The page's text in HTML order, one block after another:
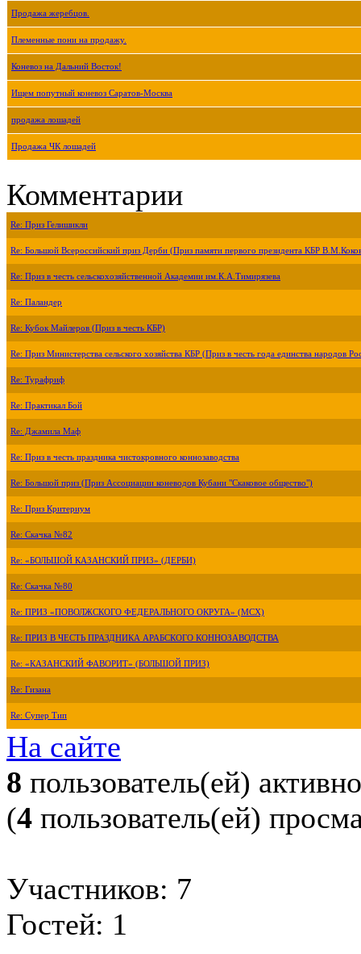
Продажа жеребцов.
Племенные пони на продажу.
Коневоз на Дальний Восток!
Ищем попутный коневоз Саратов-Москва
продажа лошадей
Продажа ЧК лошадей
Комментарии
Re: Приз Гелишикли
Re: Большой Всероссийский приз Дерби (Приз памяти первого президента КБР
Re: Приз в честь сельскохозяйственной Академии им.К.А.Тимирязева
Re: Паландер
Re: Кубок Майлеров (Приз в честь КБР)
Re: Приз Министерства сельского хозяйства КБР (Приз в честь года единства народов
Re: Турафриф
Re: Практикал Бой
Re: Джамила Маф
Re: Приз в честь праздника чистокровного коннозаводства
Re: Большой приз (Приз Ассоциации коневодов Кубани "Скаковое общество")
Re: Приз Критериум
Re: Скачка №82
Re: «БОЛЬШОЙ КАЗАНСКИЙ ПРИЗ» (ДЕРБИ)
Re: Скачка №80
Re: ПРИЗ «ПОВОЛЖСКОГО ФЕДЕРАЛЬНОГО ОКРУГА» (МСХ)
Re: ПРИЗ В ЧЕСТЬ ПРАЗДНИКА АРАБСКОГО КОННОЗАВОДСТВА
Re: «КАЗАНСКИЙ ФАВОРИТ» (БОЛЬШОЙ ПРИЗ)
Re: Гизана
Re: Супер Тип
На сайте
8 пользователь(ей) активно
(4 пользователь(ей)
Участников: 7
Гостей: 1